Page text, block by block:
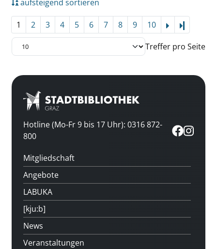
aufsteigend sortieren
1 2 3 4 5 6 7 8 9 10
Treffer pro Seite
Hotline (Mo-Fr 9 bis 17 Uhr): 0316 872-
800
Mitgliedschaft
Angebote
LABUKA
[kju:b]
News
Veranstaltungen